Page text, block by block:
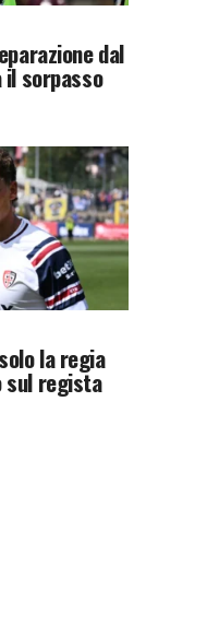
dal
il sorpasso
la regia
sul regista